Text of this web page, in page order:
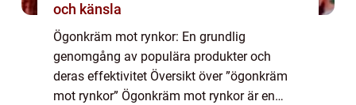
och känsla
Ögonkräm mot rynkor: En grundlig
genomgång av populära produkter och
deras effektivitet Översikt över ”ögonkräm
mot rynkor” Ögonkräm mot rynkor är en